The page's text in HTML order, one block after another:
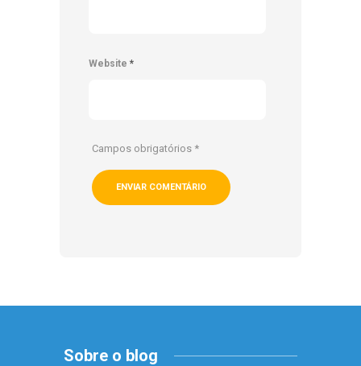
Website *
Campos obrigatórios *
Sobre o blog